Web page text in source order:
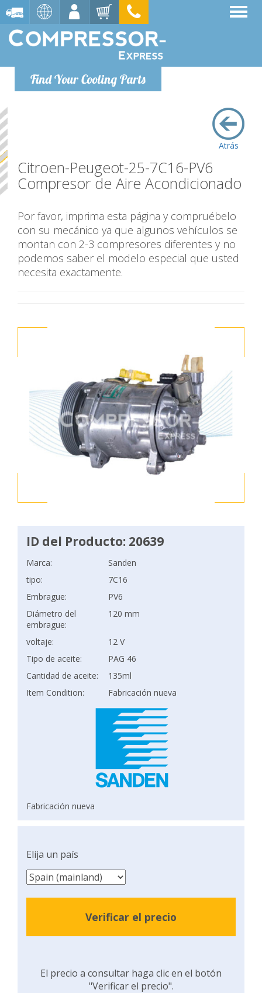
Find Your Cooling Parts
Atrás
Citroen-Peugeot-25-7C16-PV6
Compresor de Aire Acondicionado
Por favor, imprima esta página y compruébelo
con su mecánico ya que algunos vehículos se
montan con 2-3 compresores diferentes y no
podemos saber el modelo especial que usted
necesita exactamente.
ID del Producto: 20639
Marca:
Sanden
tipo:
7C16
Embrague:
PV6
Diámetro del
embrague:
120 mm
voltaje:
12 V
Tipo de aceite:
PAG 46
Cantidad de aceite:
135ml
Item Condition:
Fabricación nueva
Fabricación nueva
Elija un país
Verificar el precio
El precio a consultar haga clic en el botón
"Verificar el precio".